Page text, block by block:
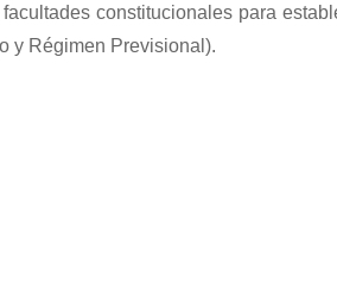
constitucionales para
y Régimen Previsional).